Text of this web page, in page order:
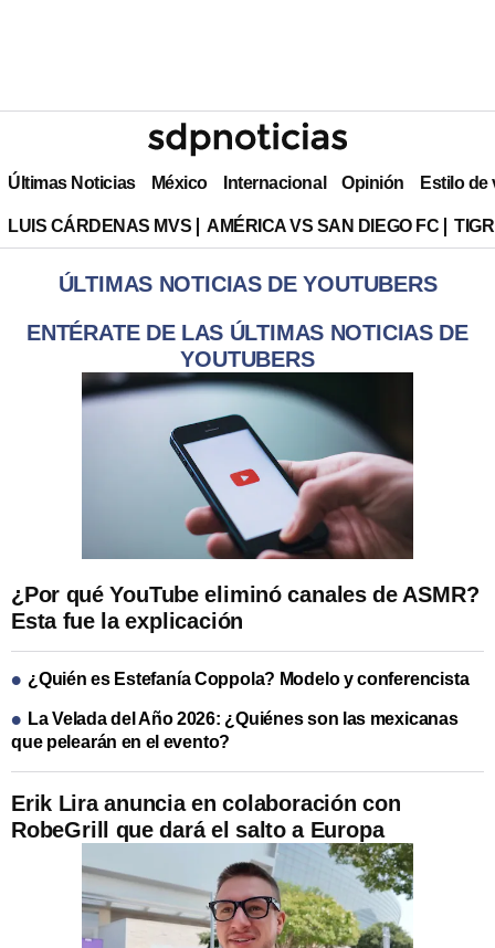
Últimas Noticias México Internacional Opinión Estilo de
LUIS CÁRDENAS MVS AMÉRICA VS SAN DIEGO FC
ÚLTIMAS NOTICIAS DE YOUTUBERS
ENTÉRATE DE LAS ÚLTIMAS NOTICIAS DE
YOUTUBERS
Erik Lira anuncia en colaboración con
RobeGrill que dará el salto a Europa
¿Por qué YouTube eliminó canales de ASMR?
Esta fue la explicación
¿Quién es Estefanía Coppola? Modelo y conferencista
La Velada del Año 2026: ¿Quiénes son las mexicanas
que pelearán en el evento?